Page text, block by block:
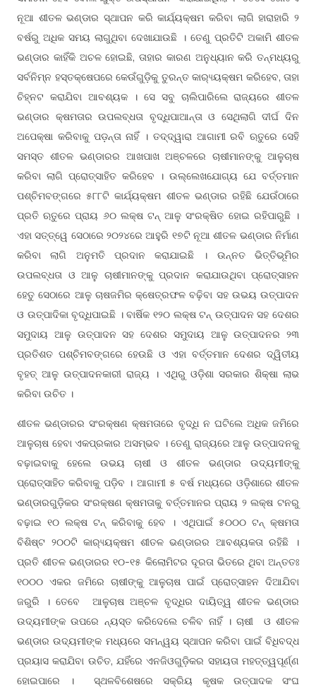
ନୂଆ ଶୀତଳ ଭଣ୍ଡାର ସ୍ଥାପନ କରି କାର୍ଯ୍ୟକ୍ଷମ କରିବା ଲାଗି ହାରାହାରି ୨
ବର୍ଷରୁ ଅଧିକ ସମୟ ଲାଗୁଥିବା ଦେଖାଯାଉଛି । ତେଣୁ ପ୍ରତିଟି ଅକାମି ଶୀତଳ
ଭଣ୍ଡାର କାହିଁକି ଅଚଳ ହୋଇଛି, ତାହାର କାରଣ ଅନୁଧ୍ୟାନ କରି ତନ୍ମଧ୍ୟରୁ
ସର୍ବନିମ୍ନ ହସ୍ତକ୍ଷେପରେ କେଉଁଗୁଡ଼ିକୁ ତୁରନ୍ତ କାର‌୍ୟ୍ୟକ୍ଷମ କରିହେବ, ତାହା
ଚିହ୍ନଟ କରାଯିବା ଆବଶ୍ୟକ । ସେ ସବୁ ଚାଲିପାରିଲେ ରାଜ୍ୟରେ ଶୀତଳ
ଭଣ୍ଡାର କ୍ଷମତାର ଉପଲବ୍ଧତା ବୃଦ୍ଧିପାଆନ୍ତା ଓ ସେଥିଲାଗି ଦୀର୍ଘ ଦିନ
ଅପେକ୍ଷା କରିବାକୁ ପଡ଼ନ୍ତା ନାହିଁ । ତଦ୍ଦ୍ୱାରା ଆଗାମୀ ରବି ଋତୁରେ ସେହି
ସମସ୍ତ ଶୀତଳ ଭଣ୍ଡାରର ଆଖପାଖ ଅଞ୍ଚଳରେ ଚାଷୀମାନଙ୍କୁ ଆଳୁଚାଷ
କରିବା ଲାଗି ପ୍ରୋତ୍ସାହିତ କରିହେବ । ଉଲ୍ଲେଖଯୋଗ୍ୟ ଯେ ବର୍ତ୍ତମାନ
ପଶ୍ଚିମବଙ୍ଗରେ ୫୮୮ଟି କାର୍ଯ୍ୟକ୍ଷମ ଶୀତଳ ଭଣ୍ଡାର ରହିଛି ଯେଉଁଠାରେ
ପ୍ରତି ଋତୁରେ ପ୍ରାୟ ୬୦ ଲକ୍ଷ ଟନ୍ ଆଳୁ ସଂରକ୍ଷିତ ହୋଇ ରହିପାରୁଛି ।
ଏହା ସତ୍ତ୍ୱେ ସେଠାରେ ୨୦୨୪ରେ ଆହୁରି ୧୭ଟି ନୂଆ ଶୀତଳ ଭଣ୍ଡାର ନିର୍ମାଣ
କରିବା ଲାଗି ଅନୁମତି ପ୍ରଦାନ କରାଯାଇଛି । ଉନ୍ନତ ଭିତ୍ତିଭୂମିର
ଉପଲବ୍ଧତା ଓ ଆଳୁ ଚାଷୀମାନଙ୍କୁ ପ୍ରଦାନ କରାଯାଉଥିବା ପ୍ରୋତ୍ସାହନ
ହେତୁ ସେଠାରେ ଆଳୁ ଚାଷଜମିର କ୍ଷେତ୍ରଫଳ ବଢ଼ିବା ସହ ଉଭୟ ଉତ୍ପାଦନ
ଓ ଉତ୍ପାଦିକା ବୃଦ୍ଧିପାଇଛି । ବାର୍ଷିକ ୧୨୦ ଲକ୍ଷ ଟନ୍ ଉତ୍ପାଦନ ସହ ଦେଶର
ସମୁଦାୟ ଆଳୁ ଉତ୍ପାଦନ ସହ ଦେଶର ସମୁଦାୟ ଆଳୁ ଉତ୍ପାଦନର ୨୩
ପ୍ରତିଶତ ପଶ୍ଚିମବଙ୍ଗରେ ହେଉଛି ଓ ଏହା ବର୍ତ୍ତମାନ ଦେଶର ଦ୍ୱିତୀୟ
ବୃହତ୍ ଆଳୁ ଉତ୍ପାଦନକାରୀ ରାଜ୍ୟ । ଏଥିରୁ ଓଡ଼ିଶା ସରକାର ଶିକ୍ଷା ଲାଭ
କରିବା ଉଚିତ ।
ଶୀତଳ ଭଣ୍ଡାରର ସଂରକ୍ଷଣ କ୍ଷମତାରେ ବୃଦ୍ଧି ନ ଘଟିଲେ ଅଧିକ ଜମିରେ
ଆଳୁଚାଷ ହେବା ଏକପ୍ରକାର ଅସମ୍ଭବ । ତେଣୁ ରାଜ୍ୟରେ ଆଳୁ ଉତ୍ପାଦନକୁ
ବଢ଼ାଇବାକୁ ହେଲେ ଉଭୟ ଚାଷୀ ଓ ଶୀତଳ ଭଣ୍ଡାର ଉଦ୍ୟମୀଙ୍କୁ
ପ୍ରୋତ୍ସାହିତ କରିବାକୁ ପଡ଼ିବ । ଆଗାମୀ ୫ ବର୍ଷ ମଧ୍ୟରେ ଓଡ଼ିଶାରେ ଶୀତଳ
ଭଣ୍ଡାରଗୁଡ଼ିକର ସଂରକ୍ଷଣ କ୍ଷମତାକୁ ବର୍ତ୍ତମାନର ପ୍ରାୟ ୨ ଲକ୍ଷ ଟନରୁ
ବଢ଼ାଇ ୧୦ ଲକ୍ଷ ଟନ୍ କରିବାକୁ ହେବ । ଏଥିପାଇଁ ୫୦୦୦ ଟନ୍ କ୍ଷମତା
ବିଶିଷ୍ଟ ୨୦୦ଟି କାର‌୍ୟ୍ୟକ୍ଷମ ଶୀତଳ ଭଣ୍ଡାରର ଆବଶ୍ୟକତା ରହିଛି ।
ପ୍ରତି ଶୀତଳ ଭଣ୍ଡାରର ୧୦-୧୫ କିଲୋମିଟର ଦୂରତା ଭିତରେ ଥିବା ଅନ୍ତତଃ
୧୦୦୦ ଏକର ଜମିରେ ଚାଷୀଙ୍କୁ ଆଳୁଚାଷ ପାଇଁ ପ୍ରୋତ୍ସାହନ ଦିଆଯିବା
ଜରୁରି । ତେବେ ଆଳୁଚାଷ ଅଞ୍ଚଳ ବୃଦ୍ଧିର ଦାୟିତ୍ୱ ଶୀତଳ ଭଣ୍ଡାର
ଉଦ୍ୟମୀଙ୍କ ଉପରେ ନ୍ୟସ୍ତ କରିଦେଲେ ଚଳିବ ନାହିଁ । ଚାଷୀ ଓ ଶୀତଳ
ଭଣ୍ଡାର ଉଦ୍ୟମୀଙ୍କ ମଧ୍ୟରେ ସମନ୍ୱୟ ସ୍ଥାପନ କରିବା ପାଇଁ ବିଧିବଦ୍ଧ
ପ୍ରୟାସ କରାଯିବା ଉଚିତ, ଯହିଁରେ ଏନଜିଓଗୁଡ଼ିକର ସହାୟତା ମହତ୍ତ୍ୱପୂର୍ଣ୍ଣ
ହୋଇପାରେ । ସ୍ଥଳବିଶେଷରେ ସକ୍ରିୟ କୃଷକ ଉତ୍ପାଦକ ସଂଘ